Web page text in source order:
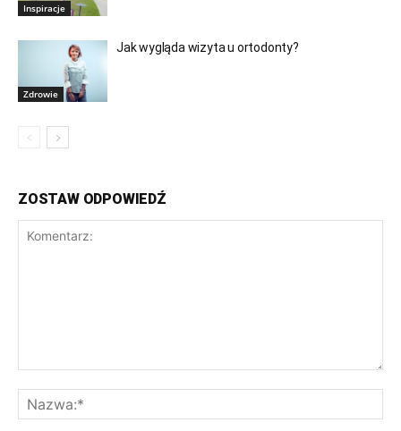
Inspiracje
Zdrowie
Jak wygląda wizyta u ortodonty?
ZOSTAW ODPOWIEDŹ